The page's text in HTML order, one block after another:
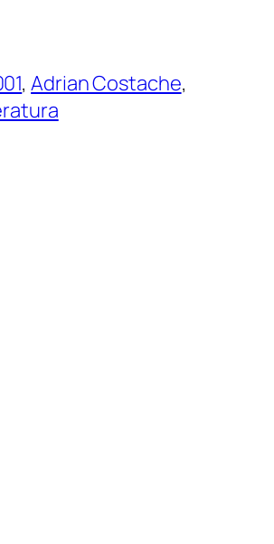
, Adrian Costache